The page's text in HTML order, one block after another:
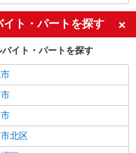
ト・パートを探す
イト・パートを探す
北区